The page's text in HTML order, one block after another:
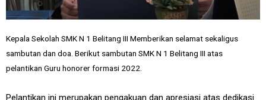
Kepala Sekolah SMK N 1 Belitang III Memberikan selamat sekaligus
sambutan dan doa. Berikut sambutan SMK N 1 Belitang III atas
pelantikan Guru honorer formasi 2022.
Pelantikan ini merupakan pengakuan dan apresiasi atas dedikasi